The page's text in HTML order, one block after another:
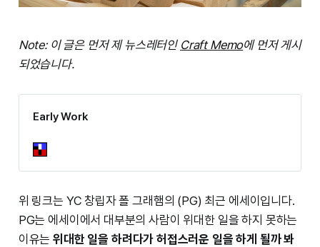
Note: 이 글은 먼저 제 뉴스레터인 Craft Memo에 먼저 게시
되었습니다.
Early Work
위 링크는 YC 창립자 폴 그래햄의 (PG) 최근 에세이입니다.
PG는 에세이에서 대부분의 사람이 위대한 일을 하지 못하는
이유는위대한 일을 하려다가 허접스러운 일을 하게 될까 봐